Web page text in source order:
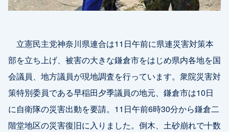
立憲民主党神奈川県連合は11日午前に県連災害対策本
部を立ち上げ、被害の大きな鎌倉市をはじめ県内各地を国
会議員、地方議員が現地調査を行っています。衆院災害対
策特別委員である早稲田夕季議員の地元、鎌倉市は10日
に自衛隊の災害出動を要請。11日午前6時30分から鎌倉二
階堂地区の災害復旧に入りました。倒木、土砂崩れで十数